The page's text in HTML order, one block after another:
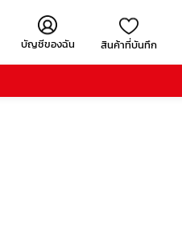
บัญชีของฉัน สินค้าที่บันทึก